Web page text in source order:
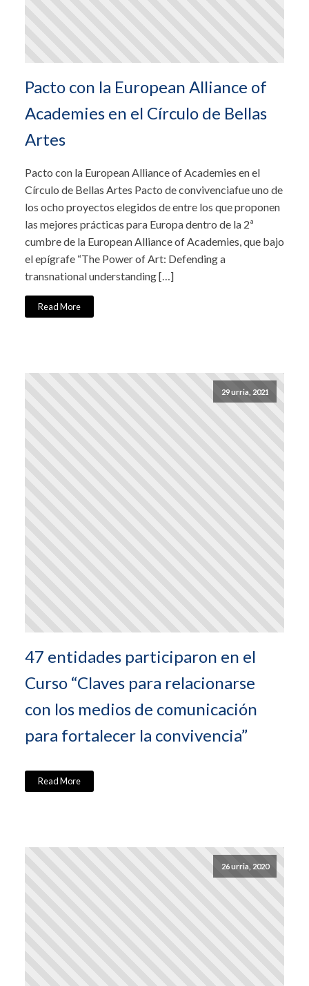
Pacto con la European Alliance of
Academies en el Círculo de Bellas
Artes
Pacto con la European Alliance of Academies en el
Círculo de Bellas Artes Pacto de convivenciafue uno de
los ocho proyectos elegidos de entre los que proponen
las mejores prácticas para Europa dentro de la 2ª
cumbre de la European Alliance of Academies, que bajo
el epígrafe “The Power of Art: Defending a
transnational understanding […]
Read More
29 urria, 2021
47 entidades participaron en el
Curso “Claves para relacionarse
con los medios de comunicación
para fortalecer la convivencia”
Read More
26 urria, 2020